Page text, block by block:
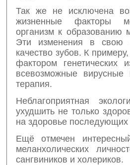
Так же не исключена
жизненные факторы
организм к образованию
Эти изменения в свою
качество зубов. К
фактором генетических
всевозможные
терапия.
Неблагоприятная
ухудшить не только
на здоровье последующих
Ещё отмечен
меланхолических
сангвиников и холериков.